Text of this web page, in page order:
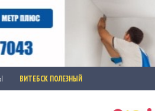
ВИТЕБСК ПОЛЕЗНЫЙ